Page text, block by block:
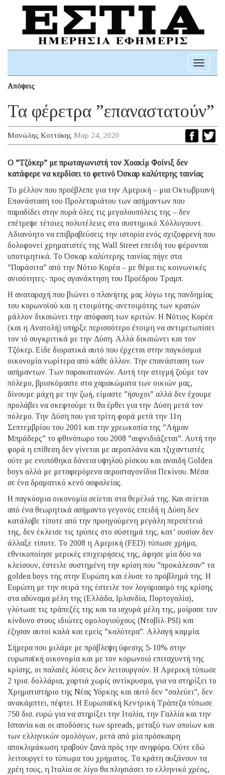
Toggle
Απόψεις
Τα φέρετρα ”επαναστατούν”
Μανώλης Κοττάκης Μαρ 24, 2020
O ”Τζόκερ” με πρωταγωνιστή τον Χοακίμ Φοίνιξ δεν
κατάφερε να κερδίσει το φετινό Όσκαρ καλύτερης ταινίας
Το μέλλον που προέβλεπε για την Αμερική – μια Οκτωβριανή
Επανάσταση του Προλεταριάτου των ασήμαντων που
παραδίδει στην πυρά όλες τις μεγαλουπόλεις της – δεν
επέτρεψε τέτοιες πολυτέλειες στο συστημικό Χόλλυγουντ.
Αδιανόητο να επιβραβεύσεις την ιστορία ενός σχιζοφρενή που
δολοφονεί χρηματιστές της Wall Street επειδή του φέρονται
υποτιμητικά. Το Όσκαρ καλύτερης ταινίας πήγε στα
”Παράσιτα” από την Νότιο Κορέα – με θέμα τις κοινωνικές
ανισότητες- προς αγανάκτηση του Προέδρου Τραμπ.
Η αναταραχή που βιώνει ο πλανήτης μας λόγω της πανδημίας
του κορωνοϊού και η ετοιμότης-ανετοιμότης των κρατών
μάλλον δικαιώνει την απόφαση των κριτών. Η Νότιος Κορέα
(και η Ανατολή) υπήρξε περισσότερο έτοιμη να αντιμετωπίσει
τον ιό συγκριτικά με την Δύση. Αλλά δικαιώνει και τον
Τζόκερ. Είδε διορατικά αυτό που έρχεται στην παγκόσμια
οικονομία νωρίτερα από κάθε άλλον. Την επανάσταση των
ασήμαντων. Των παρακατιανών. Αυτή την στιγμή ζούμε τον
πόλεμο, βρισκόμαστε στα χαρακώματα των οικιών μας,
δίνουμε μάχη με την ζωή, είμαστε ”ήσυχοι” αλλά δεν έχουμε
προλάβει να σκεφτούμε τι θα έρθει για την Δύση μετά τον
πόλεμο. Την Δύση που για τρίτη φορά μετά την 11η
Σεπτεμβρίου του 2001 και την χρεωκοπία της ”Λήμαν
Μπράδερς” το φθινόπωρο του 2008 ”αιφνιδιάζεται”. Αυτή την
φορά η επίθεση δεν γίνεται με αεροπλάνα και τζιχαντιστές
ούτε με ενυπόθηκα δάνεια υψηλού ρίσκου και αναιδή Golden
boys αλλά με μεταφερόμενα αεροσταγονίδια Πεκίνου. Μέσα
σε ένα δραματικό κενό ασφαλείας.
Η παγκόσμια οικονομία σείεται στα θεμέλιά της. Και σείεται
από ένα θεωρητικά ασήμαντο γεγονός επειδή η Δύση δεν
κατάλαβε τίποτε από την προηγούμενη μεγάλη περιπέτειά
της, δεν έκλεισε τις τρύπες στο σύστημά της, κατ’ ουσίαν δεν
άλλαξε τίποτε. Το 2008 η Αμερική (FED) τύπωσε χρήμα,
εθνικοποίησε μερικές επιχειρήσεις της, άφησε μία δύο να
κλείσουν, έστειλε συστημένη την κρίση που ”προκάλεσαν” τα
golden boys της στην Ευρώπη και έλυσε το πρόβλημά της. Η
Ευρώπη με την σειρά της έστειλε τον λογαριασμό της κρίσης
στα αδύναμα μέλη της (Ελλάδα, Ιρλανδία, Πορτογαλία),
γλύτωσε τις τράπεζές της και τα ισχυρά μέλη της, μοίρασε τον
κίνδυνο στους ιδιώτες ομολογιούχους (Ντοβίλ-PSI) και
έζησαν αυτοί καλά και εμείς ”καλύτερα”. Αλλαγή καμμία.
Σήμερα που μιλάμε με πρόβλεψη ύφεσης 5-10% στην
ευρωπαϊκή οικονομία και με τον κορωνοιό επιταχυντή της
κρίσης, οι παλαιές λύσεις δεν λειτουργούν. Η Αμερική τύπωσε
2 τρισ. δολλάρια, χαρτιά χωρίς αντίκρυσμα, για να στηρίξει το
Χρηματιστήριο της Νέας Υόρκης και αυτό δεν ”σαλεύει”, δεν
ανακάμπτει, πέφτει. Η Ευρωπαϊκή Κεντρική Τράπεζα τύπωσε
750 δισ. ευρώ για να στηρίξει την Ιταλία, την Γαλλία και την
Ισπανία και οι αποδόσεις των spreads, μεταξύ των οποίων και
των ελληνικών ομολόγων, μετά από μία πρόσκαιρη
αποκλιμάκωση τραβούν ξανά πρός την ανηφόρα. Ούτε εδώ
λειτουργεί το τύπωμα του χρήματος. Τα κράτη αυξάνουν τα
χρέη τους, η Ιταλία σε λίγο θα πλησιάσει το ελληνικό χρέος,